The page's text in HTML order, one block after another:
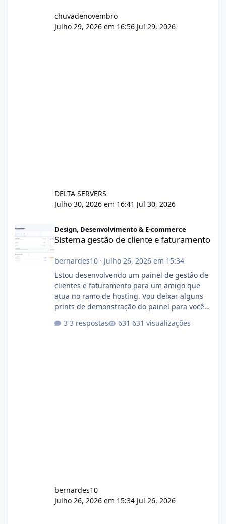
chuvadenovembro
Julho 29, 2026 em 16:56 Jul 29, 2026
DELTA SERVERS
Julho 30, 2026 em 16:41 Jul 30, 2026
Design, Desenvolvimento & E-commerce
Sistema gestão de cliente e faturamento
bernardes10· Julho 26, 2026 em 15:34
Estou desenvolvendo um painel de gestão de
clientes e faturamento para um amigo que
atua no ramo de hosting. Vou deixar alguns
prints de demonstração do painel para vocês
com cerca de 80% concluído e conta com
3 respostas 631 visualizações
bernardes10
Julho 26, 2026 em 15:34 Jul 26, 2026